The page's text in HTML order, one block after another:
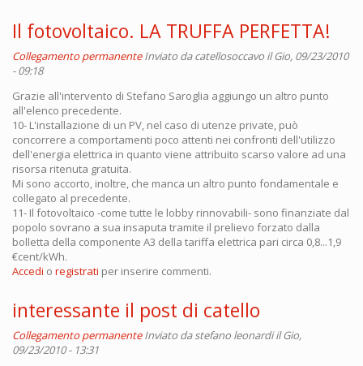
Il fotovoltaico. LA TRUFFA PERFETTA!
Collegamento permanente Inviato dacatellosoccavo il Gio, 09/23/2010
- 09:18
Grazie all'intervento di Stefano Saroglia aggiungo un altro punto
all'elenco precedente.
10- L'installazione di un PV, nel caso di utenze private, può
concorrere a comportamenti poco attenti nei confronti dell'utilizzo
dell'energia elettrica in quanto viene attribuito scarso valore ad una
risorsa ritenuta gratuita.
Mi sono accorto, inoltre, che manca un altro punto fondamentale e
collegato al precedente.
11- Il fotovoltaico -come tutte le lobby rinnovabili- sono finanziate dal
popolo sovrano a sua insaputa tramite il prelievo forzato dalla
bolletta della componente A3 della tariffa elettrica pari circa 0,8...1,9
€cent/kWh.
Accedi o registrati per inserire commenti.
interessante il post di catello
Collegamento permanente Inviato da stefano leonardiil Gio,
09/23/2010 - 13:31